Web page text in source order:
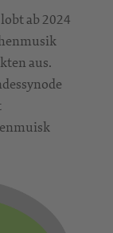
ab 2024
aus.